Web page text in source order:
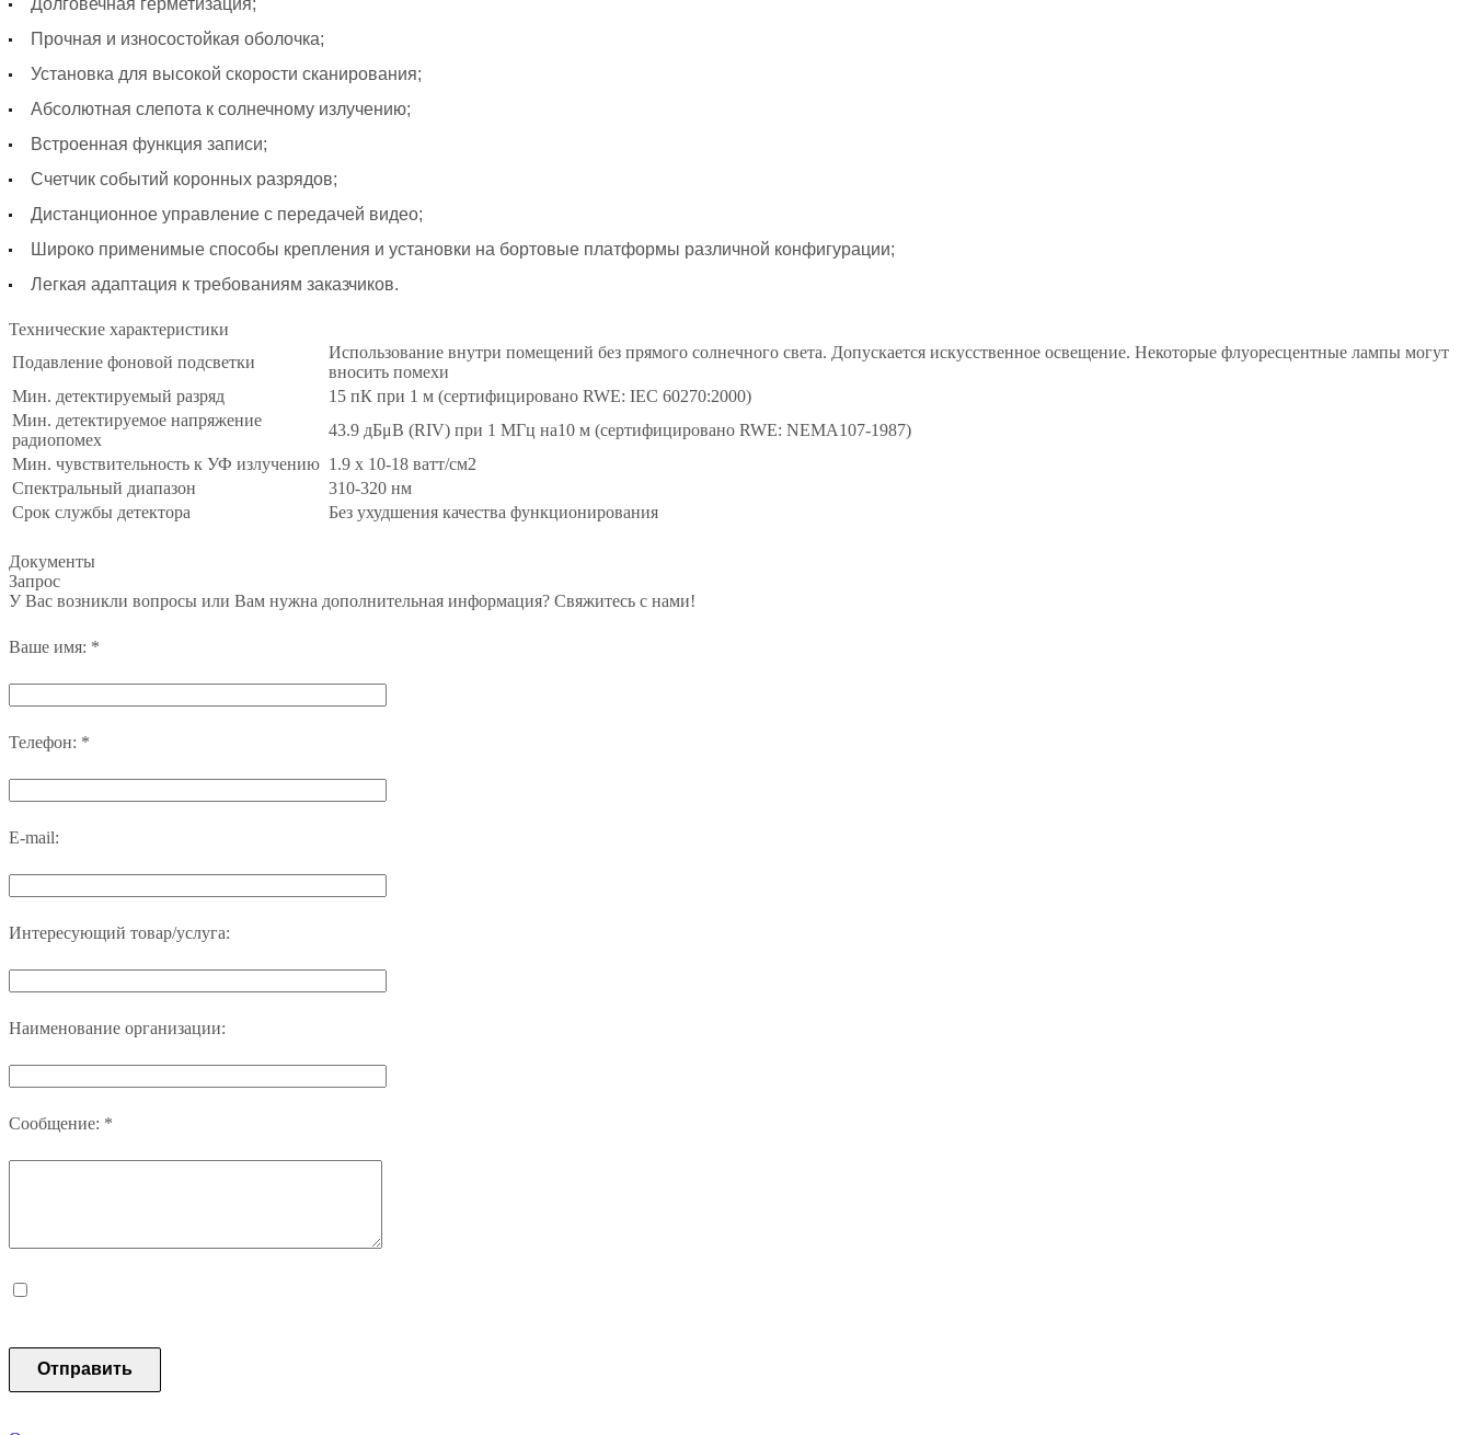
Долговечная герметизация;
Прочная и износостойкая оболочка;
Установка для высокой скорости сканирования;
Абсолютная слепота к солнечному излучению;
Встроенная функция записи;
Счетчик событий коронных разрядов;
Дистанционное управление с передачей видео;
Широко применимые способы крепления и установки на бортовые платформы различной конфигурации;
Легкая адаптация к требованиям заказчиков.
Технические характеристики
Подавление фоновой подсветки
Использование внутри помещений без прямого солнечного света. Допускается искусственное освещение. Некоторые флуоресцентные лампы могут
вносить помехи
Мин. детектируемый разряд
15 пК при 1 м (сертифицировано RWE: IEC 60270:2000)
Мин. детектируемое напряжение
радиопомех
43.9 дБμВ (RIV) при 1 МГц на10 м (сертифицировано RWE: NEMA107-1987)
Мин. чувствительность к УФ излучению 1.9 x 10-18 ватт/см2
Спектральный диапазон
310-320 нм
Срок службы детектора
Без ухудшения качества функционирования
Документы
Запрос
У Вас возникли вопросы или Вам нужна дополнительная информация? Свяжитесь с нами!
Ваше имя: *
Телефон: *
E-mail:
Интересующий товар/услуга:
Наименование организации:
Сообщение: *